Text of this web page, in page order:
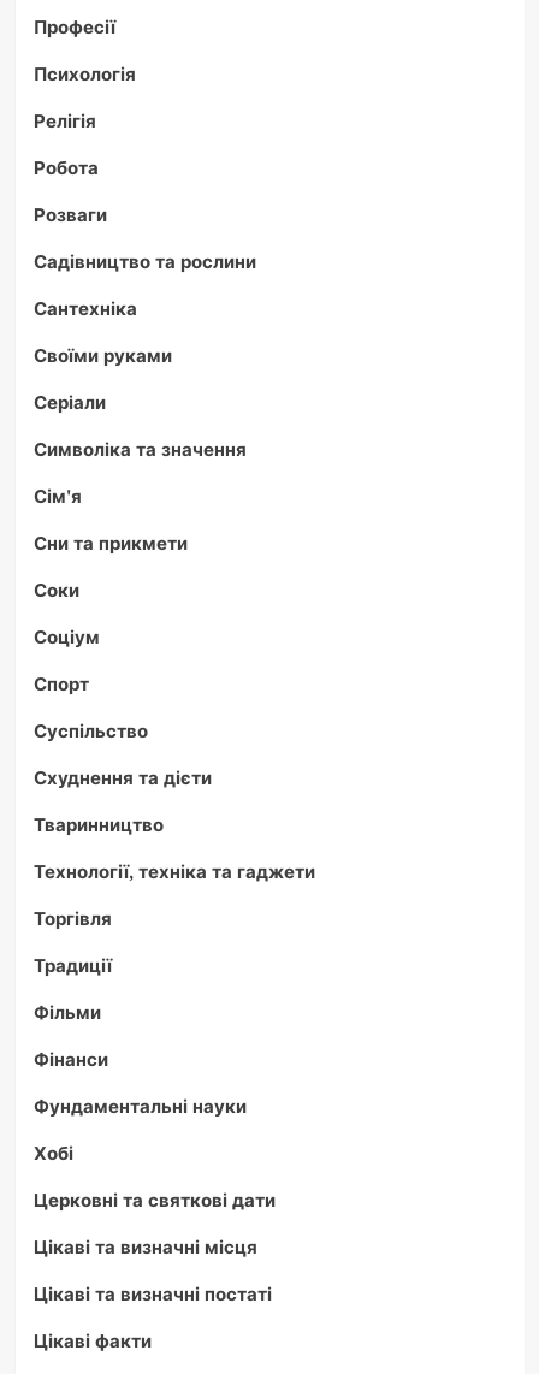
Професії
Психологія
Релігія
Робота
Розваги
Садівництво та рослини
Сантехніка
Своїми руками
Серіали
Символіка та значення
Сім'я
Сни та прикмети
Соки
Соціум
Спорт
Суспільство
Схуднення та дієти
Тваринництво
Технології, техніка та гаджети
Торгівля
Традиції
Фільми
Фінанси
Фундаментальні науки
Хобі
Церковні та святкові дати
Цікаві та визначні місця
Цікаві та визначні постаті
Цікаві факти